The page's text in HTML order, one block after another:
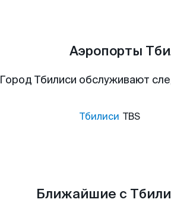
Аэропорты
Город Тбилиси обслуживают
Тбилиси TBS
Ближайшие с